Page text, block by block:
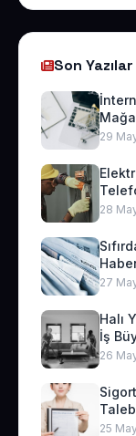
Son Yazılar
29
28
27
Halı
İş
26
25